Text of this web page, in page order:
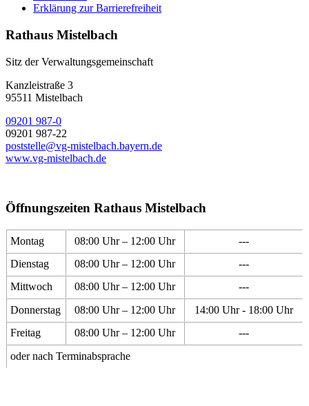
Erklärung zur Barrierefreiheit
Rathaus Mistelbach
Sitz der Verwaltungsgemeinschaft
Kanzleistraße 3
95511 Mistelbach
09201 987-0
09201 987-22
poststelle@vg-mistelbach.bayern.de
www.vg-mistelbach.de
Öffnungszeiten Rathaus Mistelbach
Montag 08:00 Uhr – 12:00 Uhr
---
Dienstag
08:00 Uhr – 12:00 Uhr
---
Mittwoch
08:00 Uhr – 12:00 Uhr
---
Donnerstag
08:00 Uhr – 12:00 Uhr
14:00 Uhr - 18:00 Uhr
Freitag
08:00 Uhr – 12:00 Uhr
---
oder nach Terminabsprache